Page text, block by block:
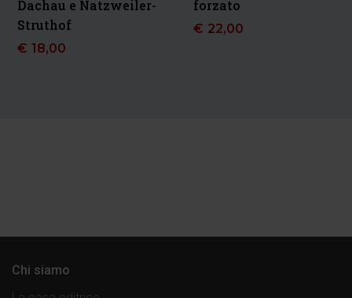
Dachau e Natzweiler-
Struthof
€ 18,00
forzato
€ 22,00
Chi siamo